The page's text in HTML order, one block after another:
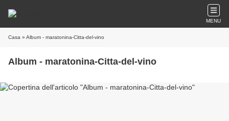
MENU
Casa » Album - maratonina-Citta-del-vino
Album - maratonina-Citta-del-vino